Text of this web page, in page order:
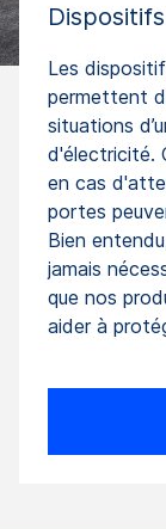
Les
permettent
situations
d'électricité.
en cas
portes
Bien
jamais
que nos
aider à